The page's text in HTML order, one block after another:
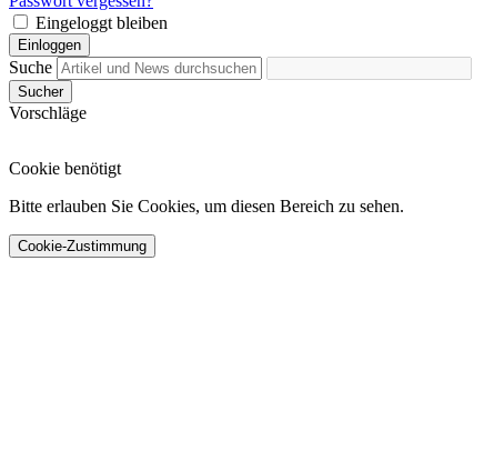
Eingeloggt bleiben
Einloggen
Suche
Sucher
Vorschläge
Cookie benötigt
Bitte erlauben Sie Cookies, um diesen Bereich zu sehen.
Cookie-Zustimmung